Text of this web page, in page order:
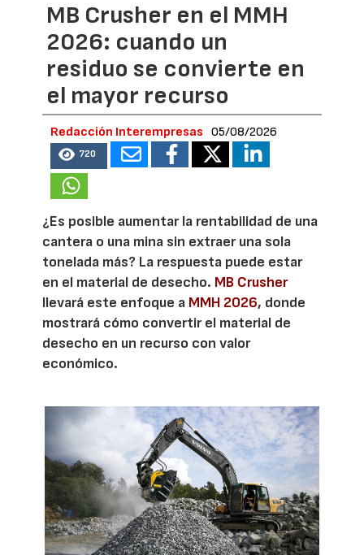
MB Crusher en el MMH
2026: cuando un
residuo se convierte en
el mayor recurso
Redacción Interempresas 05/08/2026
720
¿Es posible aumentar la rentabilidad de una
cantera o una mina sin extraer una sola
tonelada más? La respuesta puede estar
en el material de desecho. MB Crusher
llevará este enfoque a MMH 2026, donde
mostrará cómo convertir el material de
desecho en un recurso con valor
económico.